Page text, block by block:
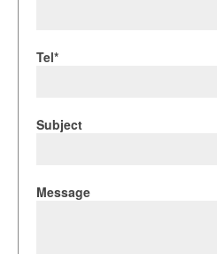
Tel*
Subject
Message